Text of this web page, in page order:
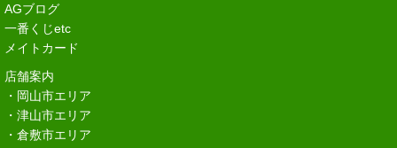
AGブログ
一番くじetc
メイトカード
店舗案内
・岡山市エリア
・津山市エリア
・倉敷市エリア